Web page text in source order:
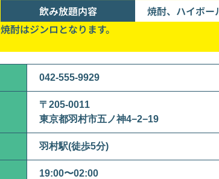
飲み放題内容
焼酎、ハイボー
焼酎はジンロとなります。
042-555-9929
〒205-0011
東京都羽村市五ノ神4−2−19
羽村駅(徒歩5分)
19:00〜02:00